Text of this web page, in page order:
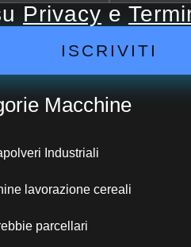
Privacy e
ISCRIVITI
Macchine
Industriali
lavorazione cereali
parcellari